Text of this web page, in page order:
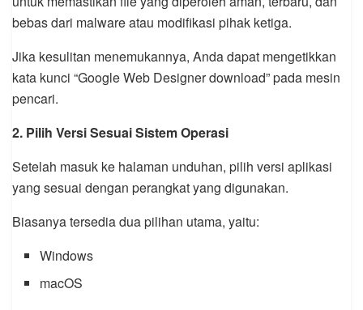
bebas dari malware atau modifikasi pihak ketiga.
Jika kesulitan menemukannya, Anda dapat mengetikkan
kata kunci “Google Web Designer download” pada mesin
pencari.
2. Pilih Versi Sesuai Sistem Operasi
Setelah masuk ke halaman unduhan, pilih versi aplikasi
yang sesuai dengan perangkat yang digunakan.
Biasanya tersedia dua pilihan utama, yaitu:
Windows
macOS